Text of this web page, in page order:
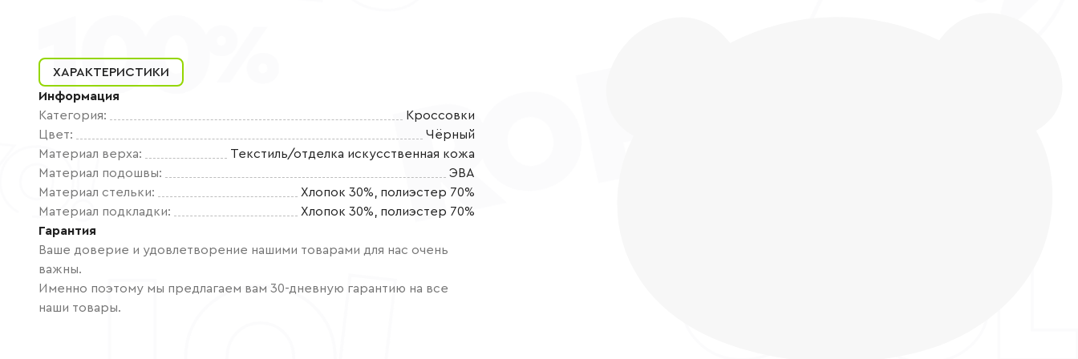
ХАРАКТЕРИСТИКИ
Информация
Категория:
Кроссовки
Цвет:
Чёрный
Материал верха:
Текстиль/отделка искусственная кожа
Материал подошвы:
ЭВА
Материал стельки:
Хлопок 30%, полиэстер 70%
Материал подкладки:
Хлопок 30%, полиэстер 70%
Гарантия
Ваше доверие и удовлетворение нашими товарами для нас очень
важны.
Именно поэтому мы предлагаем вам 30-дневную гарантию на все
наши товары.